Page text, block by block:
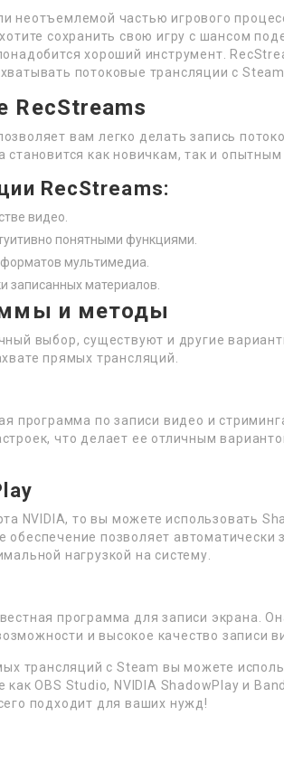
неотъемлемой частью игрового
сохранить свою игру с шансом
хороший инструмент.
потоковые трансляции с Steam.
RecStreams
вам легко делать запись
становится как новичкам, так и опытным
RecStreams:
видео.
понятными функциями.
мультимедиа.
записанных материалов.
и методы
выбор, существуют и другие
прямых трансляций.
программа по записи видео и
что делает ее отличным
NVIDIA, то вы можете использовать
обеспечение позволяет автоматически
нагрузкой на систему.
программа для записи экрана.
и высокое качество записи
трансляций с Steam вы можете
как OBS Studio, NVIDIA ShadowPlay и
подходит для ваших нужд!